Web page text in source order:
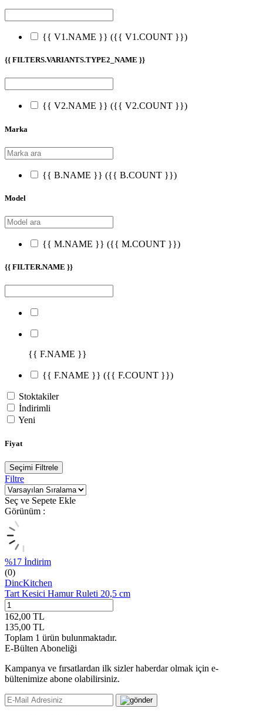
{{ V1.NAME }} ({{ V1.COUNT }})
{{ FILTERS.VARIANTS.TYPE2_NAME }}
{{ V2.NAME }} ({{ V2.COUNT }})
Marka
{{ B.NAME }} ({{ B.COUNT }})
Model
{{ M.NAME }} ({{ M.COUNT }})
{{ FILTER.NAME }}
{{ F.NAME }}
{{ F.NAME }} ({{ F.COUNT }})
Stoktakiler
İndirimli
Yeni
Fiyat
Seçimi Filtrele
Filtre
Seç ve Sepete Ekle
Görünüm :
%17 İndirim
(0)
DincKitchen
Tart Kesici Hamur Ruleti 20,5 cm
162,00 TL
135,00 TL
Toplam 1 ürün bulunmaktadır.
E-Bülten Aboneliği
Kampanya ve fırsatlardan ilk sizler haberdar olmak için e-
bültenimize abone olabilirsiniz.